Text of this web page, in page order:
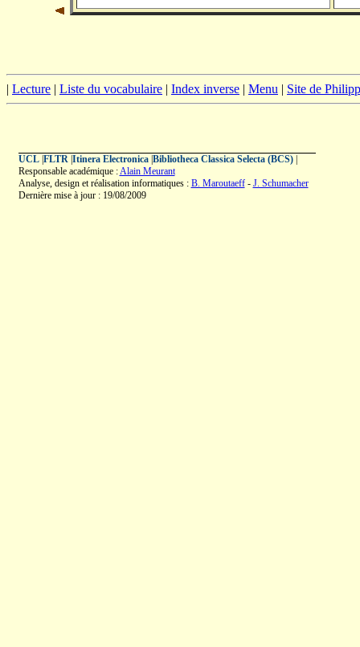
| Lecture | Liste du vocabulaire | Index inverse | Menu | Site de
UCL| FLTR| Itinera Electronica| Bibliotheca Classica Selecta (BCS)|
Responsable académique :Alain Meurant
Analyse, design et réalisation informatiques : B. Maroutaeff- J. Schumacher
Dernière mise à jour : 19/08/2009